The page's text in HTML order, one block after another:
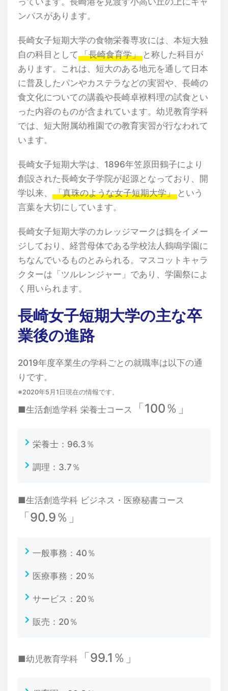
ンパスがあります。
長崎女子短期大学の食物栄養専攻には、本短大独
自の科目として 「長崎食育学」と称した科目が
あります。これは、短大のある地元を通して日本
に普及したパンやカステラなどの実習や、長崎の
食文化についての講義や長崎卓袱料理の試食とい
った内容のものが含まれています。幼児教育学科
では、短大附属幼稚園での教育実習が行なわれて
います。
長崎女子短期大学は、1896年笠原田鶴子により
創設された長崎女子学院が起源となっており、開
学以来、
「真珠のような女子短期大学」という
言葉を大切にしています。
長崎女子短期大学のカレッジマークは鶴をイメー
ジしており、経営母体である学校法人鶴鳴学園に
ちなんでいるものとみられる。マスコットキャラ
クターは「ツルレンジャー」であり、学園祭によ
く用いられます。
長崎女子短期大学の主な卒
業後の進路
2019年度卒業生の学科ごとの就職率は以下の通
りです。
※2020年5月1日現在の情報です。
■生活創造学科 栄養士コース 「100％」
栄養士：96.3％
調理：3.7％
■生活創造学科 ビジネス・医療秘書コース
「90.9％」
一般事務：40％
医療事務：20％
サービス：20％
販売：20％
■幼児教育学科 「99.1％」